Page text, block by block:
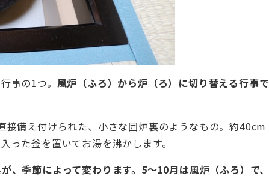
事の1つ。 風炉（ふろ）から炉（ろ）に切り替える行事で
接備え付けられた、小さな囲炉裏のようなもの。約40cm
った釜を置いてお湯を沸かします。
、季節によって変わります。5～10月は風炉（ふろ）で、